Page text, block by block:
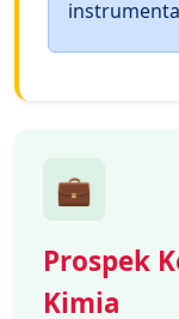
💼
Prospek
Kimia